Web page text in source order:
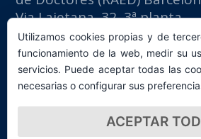
Via Laietana, 32, 3ª planta
Edificio Fomento del Trabajo
08003 Barcelona (España)
tlf: +34 93 667 40 54
secretaria@raed.academy
Contacto y suscripción Newsletter
Política de privacidad
Utilizamos cookies propias y de
funcionamiento de la web, medir su
servicios. Puede aceptar todas las
necesarias o configurar sus
ACEPTAR